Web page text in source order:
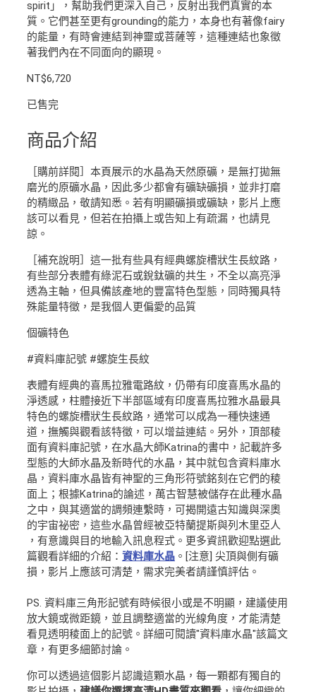
spirit」，幫助我們更深入自己，反射出我們真實的本
質。它們甚至更有grounding的能力，本身也有著像fairy
的能量，有時會連結到神靈或菩薩等，這種連結也象徵
著我們內在不同面向的顯現。
NT$6,720
已售完
商品介紹
［購前詳閱］本頁展示的水晶為天然原礦，是無打拋無
磨光的原礦水晶，因此多少都會有礦缺礦損，並非打磨
的精緻品，敬請知悉。若有明顯礦損或礦缺，影片上應
該可以看見，但若在拍攝上或告知上有疏漏，也請見
諒。
［補充說明］這一批有些具有經典螺旋槽狀生長紋路，
有些部分表體有綠泥石或銳鈦礦的共生，不全以高亮淨
透為主軸，但具備該產地的豐富特色型態，同時獨具特
殊能量特徵，是我個人更偏愛的品質
個礦特色
#資料庫記號 #螺旋生長紋
表體有經典的喜馬拉雅電路紋，仍帶有印度喜馬水晶的
淨透感，柱體接近下半部區域有印度喜馬拉雅水晶最具
特色的螺旋槽狀生長紋路，通常可以成為一種快速通
道，撫觸與觀看該特徵，可以增益連結。另外，頂部稜
面有資料庫記號，在水晶大師Katrina的書中，記載許多
型態的大師水晶及新時代的水晶，其中就包含資料庫水
晶，資料庫水晶皆有神聖的三角形符號銘刻在它們的稜
面上；根據Katrina的論述，萬古智慧被儲存在此種水晶
之中，與其適當的調頻連繫時，可揭開遠古知識與深奧
的宇宙祕密，這些水晶曾經被亞特蘭提斯與列木里亞人
，有意識與目的地輸入訊息程式。更多資訊歡迎點選此
篇觀看詳細的介紹： 資料庫水晶 。[注意] 尖頂與側有礦
損，影片上應該可清楚，需求完美者請謹慎評估。
PS. 資料庫三角形記號有時候很小或是不明顯，建議使用
放大鏡或微距鏡，並且調整適當的光線角度，才能清楚
看見透明稜面上的記號。詳細可閱讀"資料庫水晶"該篇文
章，有更多細節討論。
你可以透過這個影片認識這顆水晶，每一顆都有獨自的